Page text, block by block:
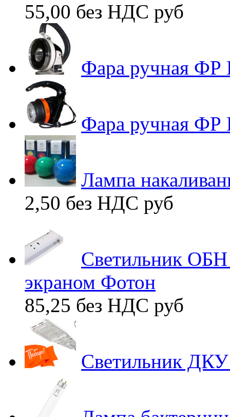
55,00 без НДС руб
Фара ручная ФР
Фара ручная
Лампа
2,50 без НДС руб
Светильник
экраном Фотон
85,25 без НДС руб
Светильник